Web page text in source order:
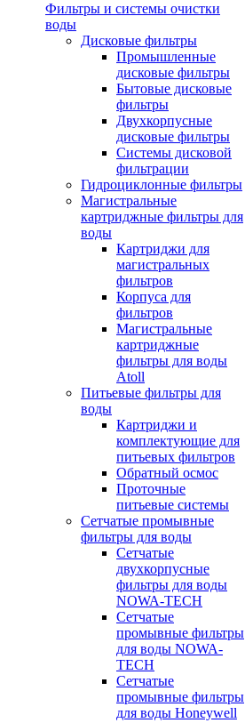
Фильтры и системы очистки
воды
Дисковые фильтры
Промышленные
дисковые фильтры
Бытовые дисковые
фильтры
Двухкорпусные
дисковые фильтры
Системы дисковой
фильтрации
Гидроциклонные фильтры
Магистральные
картриджные фильтры для
воды
Картриджи для
магистральных
фильтров
Корпуса для
фильтров
Магистральные
картриджные
фильтры для воды
Atoll
Питьевые фильтры для
воды
Картриджи и
комплектующие для
питьевых фильтров
Обратный осмос
Проточные
питьевые системы
Сетчатые промывные
фильтры для воды
Сетчатые
двухкорпусные
фильтры для воды
NOWA-TECH
Сетчатые
промывные фильтры
для воды NOWA-
TECH
Сетчатые
промывные фильтры
для воды Honeywell